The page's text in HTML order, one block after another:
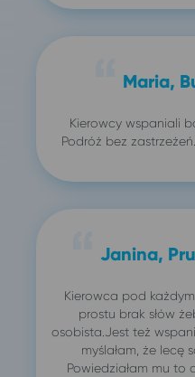
Maria,
Kierowcy wspaniali
Podróż bez
Janina,
Kierowca pod
prostu brak słów
osobista.Jest też
myślałam, że lecę
Powiedziałam mu to